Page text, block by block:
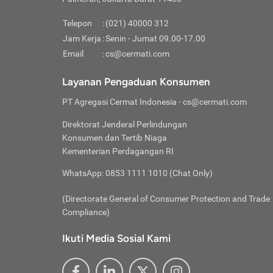
rendah
Jika
Kredit
Telepon :(021) 40000 312
Jam Kerja :Senin - Jumat 09.00-17.00
Email
:cs@cermati.com
Layanan Pengaduan Konsumen
PT Agregasi Cermat Indonesia - cs@cermati.com
Direktorat Jenderal Perlindungan
Konsumen dan Tertib Niaga
Kementerian Perdagangan RI
WhatsApp: 0853 1111 1010 (Chat Only)
(Directorate General of Consumer Protection and Trade
Compliance)
Ikuti Media Sosial Kami